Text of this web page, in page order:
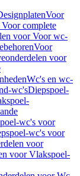
Voor
complete
voor Voor wc-
Voor
voor
Wc's en wc-
wc'sDiepspoel-
wc's voor
wc's voor
voor
voor Vlakspoel-